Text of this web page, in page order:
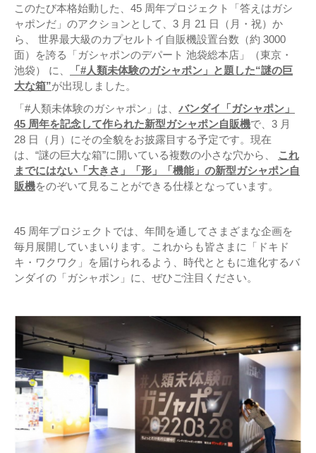
このたび本格始動した、45 周年プロジェクト「答えはガシ
ャポンだ」のアクションとして、3 月 21 日（月・祝）か
ら、 世界最大級のカプセルトイ自販機設置台数（約 3000
面）を誇る「ガシャポンのデパート 池袋総本店」（東京・
池袋） に、
「#人類未体験のガシャポン」と題した“謎の巨
大な箱”が出現しました。
「#人類未体験のガシャポン」は、 バンダイ「ガシャポン」
45 周年を記念して作られた新型ガシャポン自販機で、3 月
28 日（月）にその全貌をお披露目する予定です。現在
は、“謎の巨大な箱”に開いている複数の小さな穴から、
これ
までにはない「大きさ」「形」「機能」の新型ガシャポン自
販機をのぞいて見ることができる仕様となっています。
45 周年プロジェクトでは、年間を通してさまざまな企画を
毎月展開していまいります。これからも皆さまに「ドキド
キ・ワクワク」を届けられるよう、時代とともに進化するバ
ンダイの「ガシャポン」に、ぜひご注目ください。